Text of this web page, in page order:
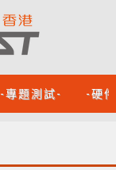
-專題測試- -硬